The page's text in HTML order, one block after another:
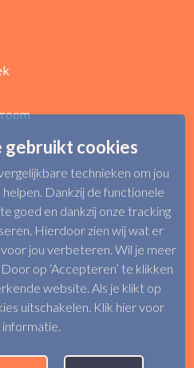
gebruikt cookies
technieken om jou
Dankzij de functionele
goed en dankzij onze tracking
Hierdoor zien wij wat er
jou verbeteren. Wil je meer
op ‘Accepteren’ te klikken
website. Als je klikt op
uitschakelen. Klik hier voor
.